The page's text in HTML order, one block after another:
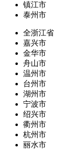
镇江市
泰州市
全浙江省
嘉兴市
金华市
舟山市
温州市
台州市
湖州市
宁波市
绍兴市
衢州市
杭州市
丽水市